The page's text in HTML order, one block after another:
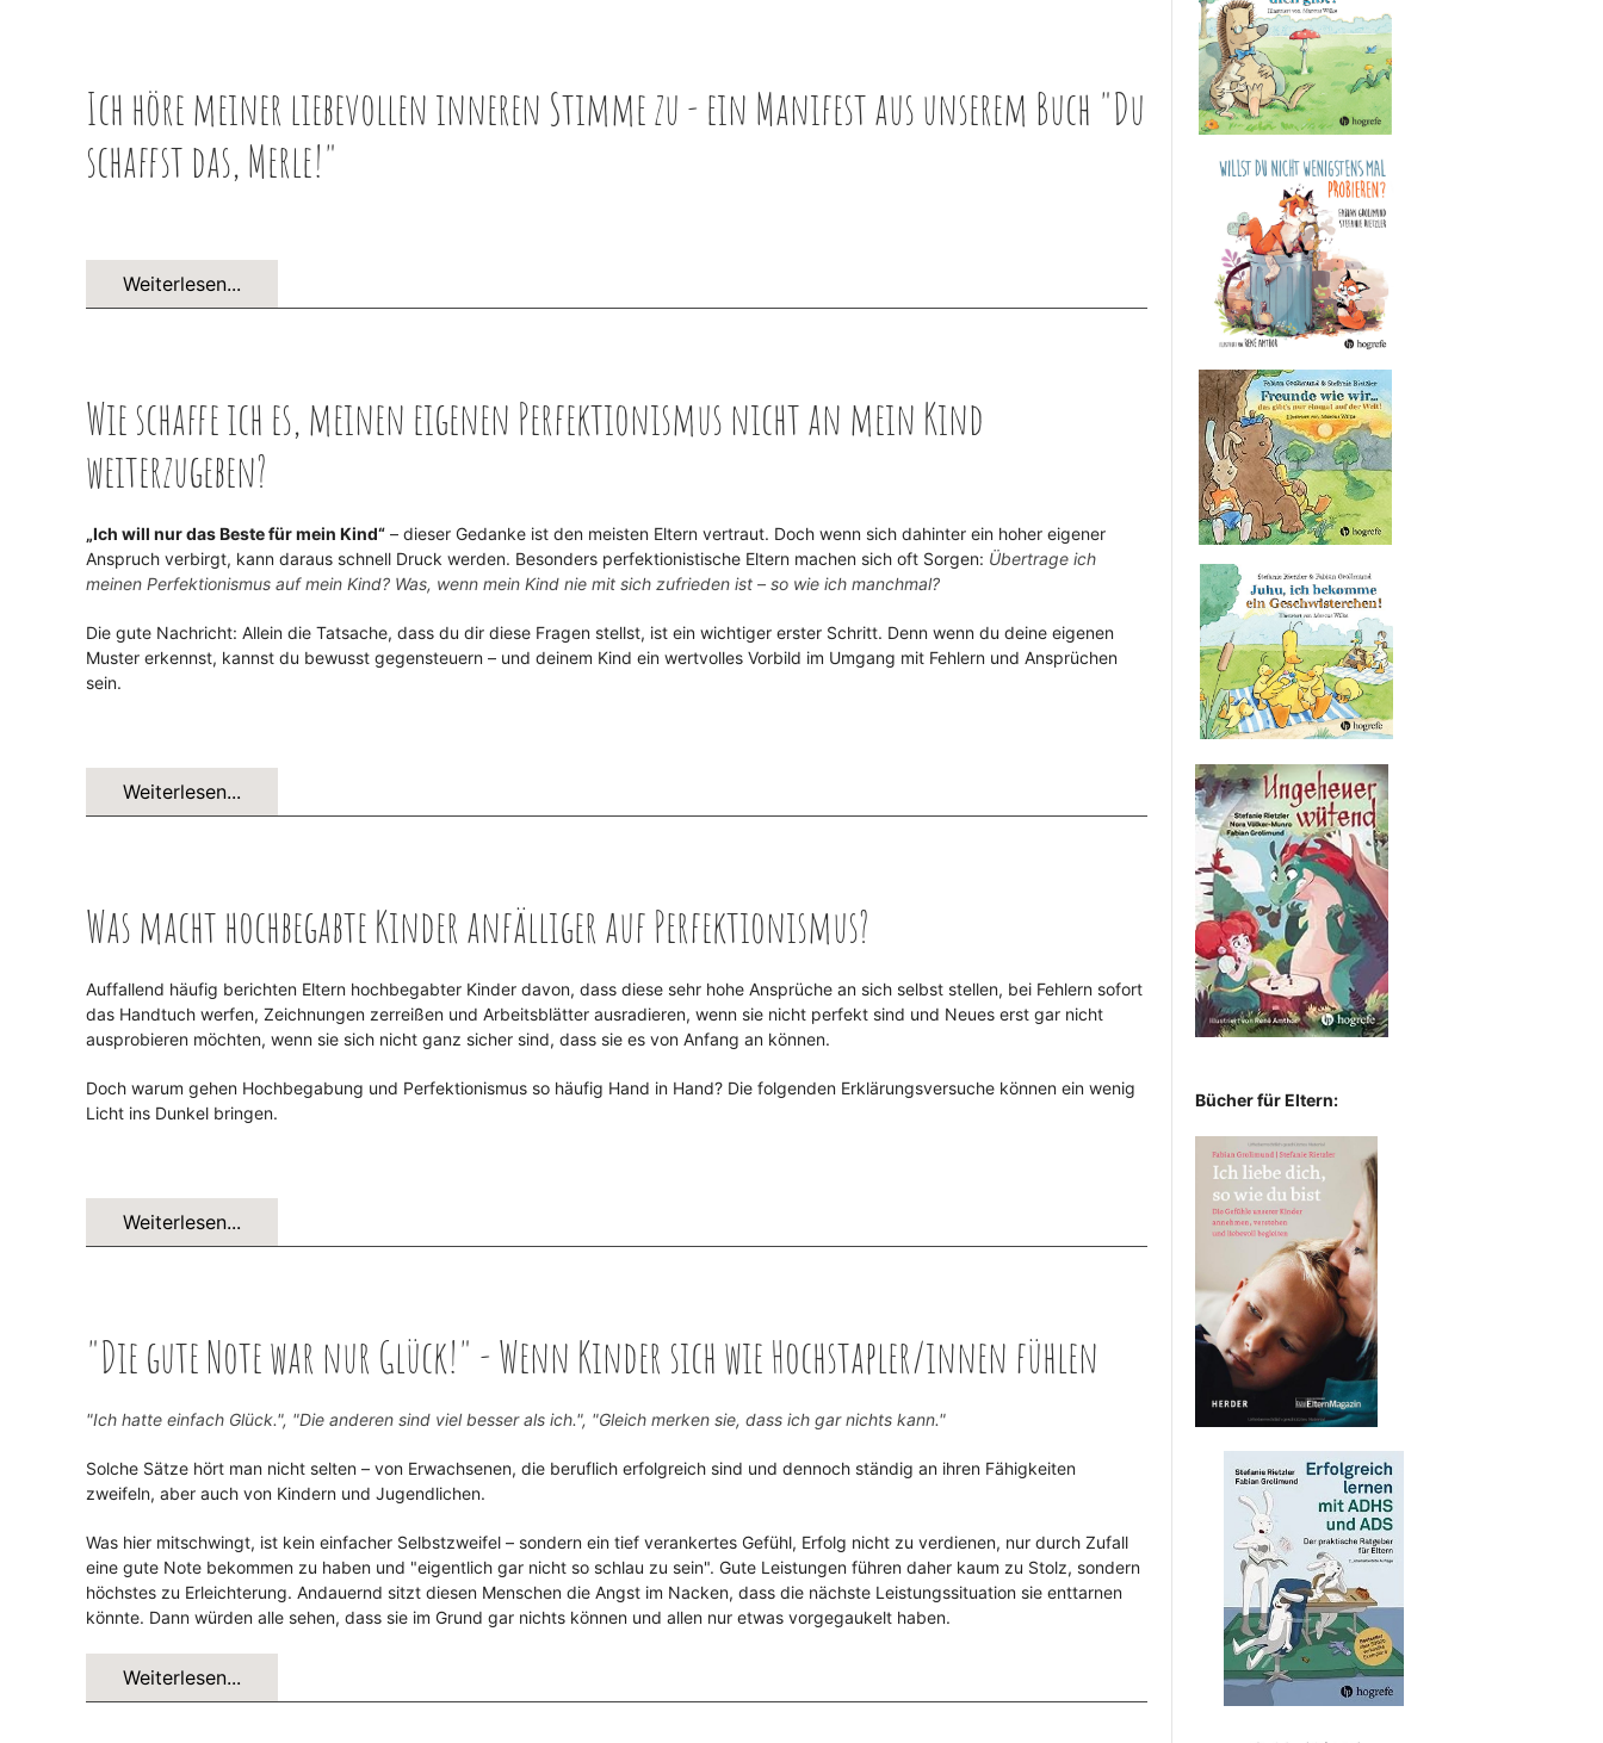
Ich höre meiner liebevollen inneren Stimme zu - ein Manifest aus unserem Buch "Du
schaffst das, Merle!"
Weiterlesen...
Wie schaffe ich es, meinen eigenen Perfektionismus nicht an mein Kind
weiterzugeben?
„Ich will nur das Beste für mein Kind“ – dieser Gedanke ist den meisten Eltern vertraut. Doch wenn sich dahinter ein hoher eigener
Anspruch verbirgt, kann daraus schnell Druck werden. Besonders perfektionistische Eltern machen sich oft Sorgen: Übertrage ich
meinen Perfektionismus auf mein Kind? Was, wenn mein Kind nie mit sich zufrieden ist – so wie ich manchmal?
Die gute Nachricht: Allein die Tatsache, dass du dir diese Fragen stellst, ist ein wichtiger erster Schritt. Denn wenn du deine eigenen
Muster erkennst, kannst du bewusst gegensteuern – und deinem Kind ein wertvolles Vorbild im Umgang mit Fehlern und Ansprüchen
sein.
Weiterlesen...
Was macht hochbegabte Kinder anfälliger auf Perfektionismus?
Auffallend häufig berichten Eltern hochbegabter Kinder davon, dass diese sehr hohe Ansprüche an sich selbst stellen, bei Fehlern sofort
das Handtuch werfen, Zeichnungen zerreißen und Arbeitsblätter ausradieren, wenn sie nicht perfekt sind und Neues erst gar nicht
ausprobieren möchten, wenn sie sich nicht ganz sicher sind, dass sie es von Anfang an können.
Doch warum gehen Hochbegabung und Perfektionismus so häufig Hand in Hand? Die folgenden Erklärungsversuche können ein wenig
Licht ins Dunkel bringen.
Weiterlesen...
"Die gute Note war nur Glück!" - Wenn Kinder sich wie Hochstapler/innen fühlen
"Ich hatte einfach Glück.", "Die anderen sind viel besser als ich.", "Gleich merken sie, dass ich gar nichts kann."
Solche Sätze hört man nicht selten – von Erwachsenen, die beruflich erfolgreich sind und dennoch ständig an ihren Fähigkeiten
zweifeln, aber auch von Kindern und Jugendlichen.
Was hier mitschwingt, ist kein einfacher Selbstzweifel – sondern ein tief verankertes Gefühl, Erfolg nicht zu verdienen, nur durch Zufall
eine gute Note bekommen zu haben und "eigentlich gar nicht so schlau zu sein". Gute Leistungen führen daher kaum zu Stolz, sondern
höchstes zu Erleichterung. Andauernd sitzt diesen Menschen die Angst im Nacken, dass die nächste Leistungssituation sie enttarnen
könnte. Dann würden alle sehen, dass sie im Grund gar nichts können und allen nur etwas vorgegaukelt haben.
Weiterlesen...
Bücher für Eltern: